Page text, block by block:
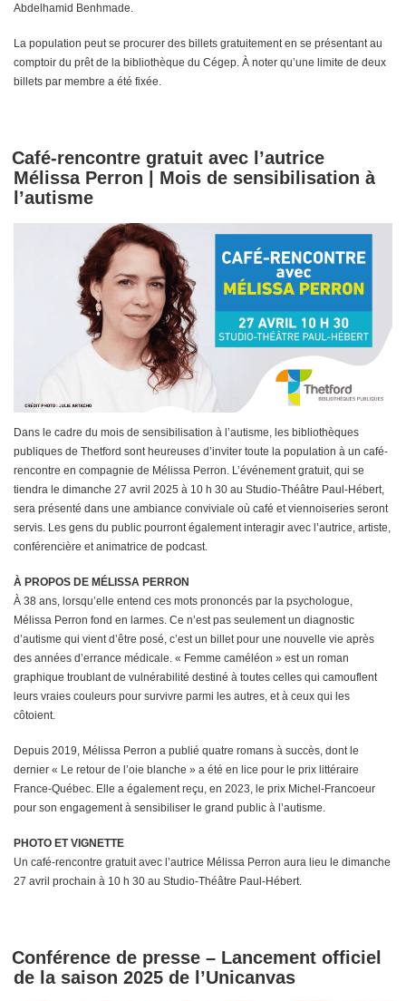
Abdelhamid Benhmade.
La population peut se procurer des billets gratuitement en se présentant au
comptoir du prêt de la bibliothèque du Cégep. À noter qu’une limite de deux
billets par membre a été fixée.
Café-rencontre gratuit avec l’autrice
Mélissa Perron | Mois de sensibilisation à
l’autisme
Dans le cadre du mois de sensibilisation à l’autisme, les bibliothèques
publiques de Thetford sont heureuses d’inviter toute la population à un café-
rencontre en compagnie de Mélissa Perron. L’événement gratuit, qui se
tiendra le dimanche 27 avril 2025 à 10 h 30 au Studio-Théâtre Paul-Hébert,
sera présenté dans une ambiance conviviale où café et viennoiseries seront
servis. Les gens du public pourront également interagir avec l’autrice, artiste,
conférencière et animatrice de podcast.
À PROPOS DE MÉLISSA PERRON
À 38 ans, lorsqu’elle entend ces mots prononcés par la psychologue,
Mélissa Perron fond en larmes. Ce n’est pas seulement un diagnostic
d’autisme qui vient d’être posé, c’est un billet pour une nouvelle vie après
des années d’errance médicale. « Femme caméléon » est un roman
graphique troublant de vulnérabilité destiné à toutes celles qui camouflent
leurs vraies couleurs pour survivre parmi les autres, et à ceux qui les
côtoient.
Depuis 2019, Mélissa Perron a publié quatre romans à succès, dont le
dernier « Le retour de l’oie blanche » a été en lice pour le prix littéraire
France-Québec. Elle a également reçu, en 2023, le prix Michel-Francoeur
pour son engagement à sensibiliser le grand public à l’autisme.
PHOTO ET VIGNETTE
Un café-rencontre gratuit avec l’autrice Mélissa Perron aura lieu le dimanche
27 avril prochain à 10 h 30 au Studio-Théâtre Paul-Hébert.
Conférence de presse – Lancement officiel
de la saison 2025 de l’Unicanvas